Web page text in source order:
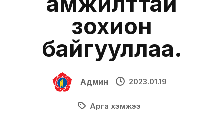
зохион
байгууллаа.
Админ 2023.01.19
Арга хэмжээ